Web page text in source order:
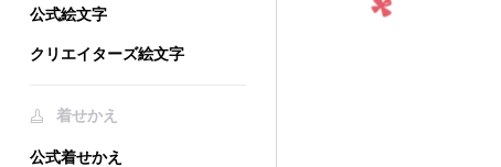
公式絵文字
クリエイターズ絵文字
着せかえ
公式着せかえ